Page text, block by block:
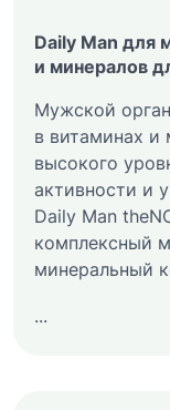
Daily Man для
и минералов
Мужской
в витаминах и
высокого
активности и
Daily Man
комплексный
минеральный
...